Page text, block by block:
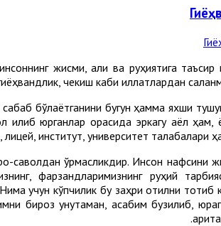
жисми, ақли ва руҳиятига таъсир
чекиш каби иллатлардан
бўлаётганини бугун ҳамма яхши
юрганлар орасида эркагу аёл ҳам,
институт, университет талабалари
саволдан қўрқмасликдир. Инсон нафсини
фарзандларимизнинг руҳий
учун кўпчилик бу заҳри қотилни тотиб
бироз унутаман, асабим бузилиб,